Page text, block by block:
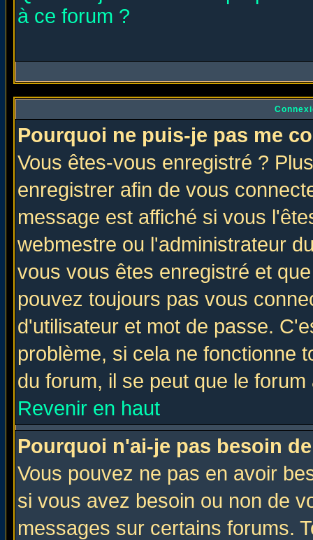
à ce forum ?
Pourquoi ne puis-je pas me
Vous êtes-vous enregistré ?
enregistrer afin de vous
message est affiché si vous
webmestre ou l'administrateur
vous vous êtes enregistré et
pouvez toujours pas vous
d'utilisateur et mot de passe.
problème, si cela ne fonctionne
du forum, il se peut que le
Revenir en haut
Pourquoi n'ai-je pas besoin
Vous pouvez ne pas en avoir
si vous avez besoin ou non de
messages sur certains forums.